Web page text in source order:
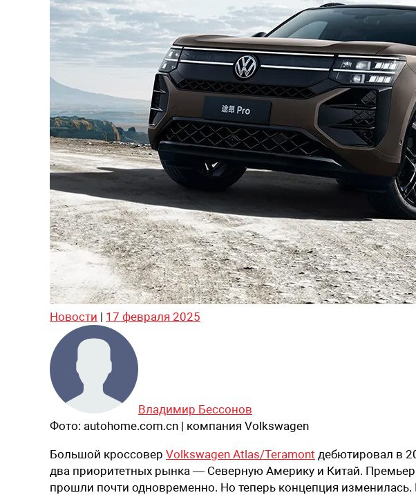
Новости | 17 февраля 2025
Владимир Бессонов
Фото: autohome.com.cn | компания Volkswagen
Большой кроссовер Volkswagen Atlas/Teramont дебютировал в
два приоритетных рынка — Северную Америку и Китай.
прошли почти одновременно. Но теперь концепция